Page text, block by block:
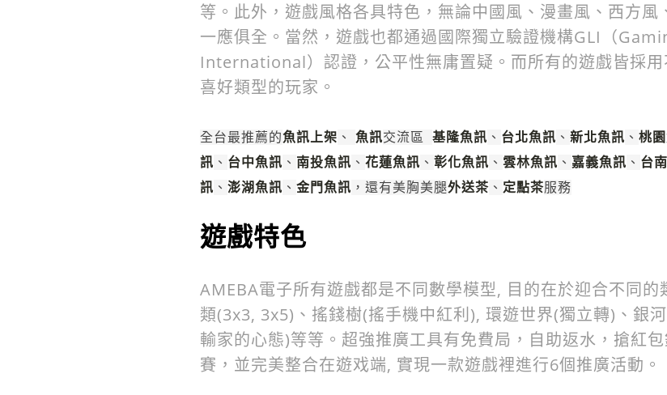
等。此外，遊戲風格各具特色，無論中國風、漫畫風、西方
一應俱全。當然，遊戲也都通過國際獨立驗證機構GLI（
International）認證，公平性無庸置疑。而所有的遊戲皆採
喜好類型的玩家。
全台最推薦的魚訊上架 、 魚訊交流區 基隆魚訊 、 台北魚訊 、 新北魚訊 、 桃
訊 、 台中魚訊 、 南投魚訊 、 花蓮魚訊 、 彰化魚訊 、 雲林魚訊 、 嘉義魚訊 、 台
訊 、 澎湖魚訊 、 金門魚訊 ，還有美胸美腿外送茶 、 定點茶服務
遊戲特色
AMEBA電子所有遊戲都是不同數學模型, 目的在於迎合不同
類(3x3, 3x5)、搖錢樹(搖手機中紅利), 環遊世界(獨立轉)、銀
輸家的心態)等等。超強推廣工具有免費局，自助返水，搶紅
賽，並完美整合在遊戏端, 實現一款遊戲裡進行6個推廣活動。